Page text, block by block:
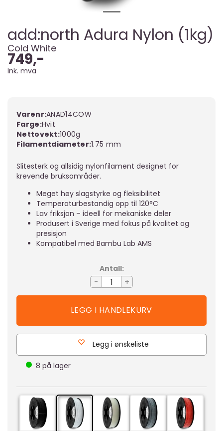
add:north Adura Nylon (1kg)
Cold White
749,-
Ink. mva
Varenr:ANAD14COW
Farge Hvit
Nettovekt 1000g
Filamentdiameter 1.75 mm
Slitesterk og allsidig nylonfilament designet for
krevende bruksområder.
Meget høy slagstyrke og fleksibilitet
Temperaturbestandig opp til 120°C
Lav friksjon – ideell for mekaniske deler
Produsert i Sverige med fokus på kvalitet og
presisjon
Kompatibel med Bambu Lab AMS
Antall:
- +
Legg i ønskeliste
8 på lager